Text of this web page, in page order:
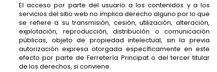
El acceso por parte del usuario a los contenidos y a los
servicios del sitio web no implica derecho alguno por lo que
se refiere a su transmisión, cesión, utilización, alteración,
explotación, reproducción, distribución o comunicación
públicas, objeto de propiedad intelectual, sin la previa
autorización expresa otorgada específicamente en este
efecto por parte de Ferretería Principat o del tercer titular
de los derechos, si conviene.